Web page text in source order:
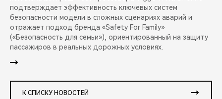
подтверждает эффективность ключевых систем
безопасности модели в сложных сценариях аварий и
отражает подход бренда «Safety For Family»
(«Безопасность для семьи»), ориентированный на защиту
пассажиров в реальных дорожных условиях.
К СПИСКУ НОВОСТЕЙ